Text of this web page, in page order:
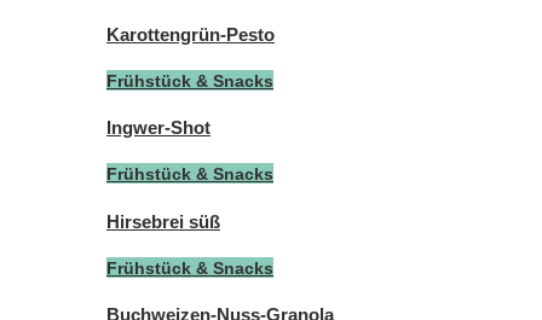
Karottengrün-Pesto
Frühstück & Snacks
Ingwer-Shot
Frühstück & Snacks
Hirsebrei süß
Frühstück & Snacks
Buchweizen-Nuss-Granola